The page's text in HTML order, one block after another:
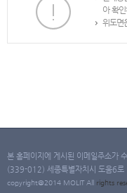
아 확
위도면
본 홈페이지에 게시된 이메일주소가
(339-012) 세종특별자치시 도움6
copyright@2014 MOLIT All rights